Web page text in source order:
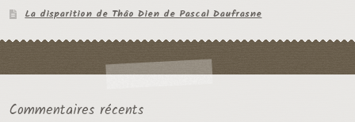
La disparition de Thâo Dien de Pascal Daufrasne
Commentaires récents